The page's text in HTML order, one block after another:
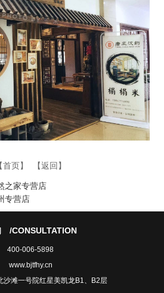
首页】 【返回】
之家专营店
专营店
/CONSULTATION
400-006-5898
www.bjtfhy.cn
沙滩一号院红星美凯龙B1、B2层